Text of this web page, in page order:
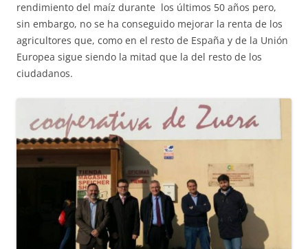
rendimiento del maíz durante los últimos 50 años pero,
sin embargo, no se ha conseguido mejorar la renta de los
agricultores que, como en el resto de España y de la Unión
Europea sigue siendo la mitad que la del resto de los
ciudadanos.